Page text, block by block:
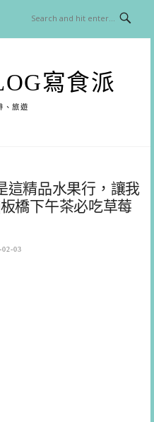
寫食派
、旅遊
這精品水果行，讓我
橋下午茶必吃草莓
02-03